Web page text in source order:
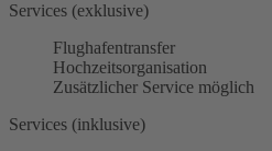
Services (exklusive)
Flughafentransfer
Hochzeitsorganisation
Zusätzlicher Service möglich
Services (inklusive)